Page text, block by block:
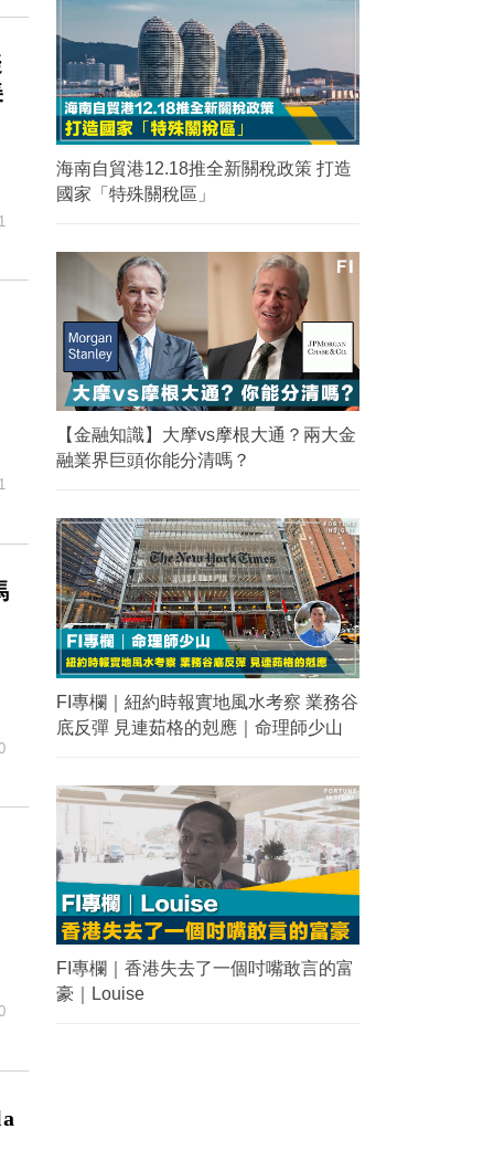
海南自貿港12.18推全新關稅政策 打造
國家「特殊關稅區」
【金融知識】大摩vs摩根大通？兩大金
融業界巨頭你能分清嗎？
FI專欄｜紐約時報實地風水考察 業務谷
底反彈 見連茹格的剋應｜命理師少山
FI專欄｜香港失去了一個吋嘴敢言的富
豪｜Louise